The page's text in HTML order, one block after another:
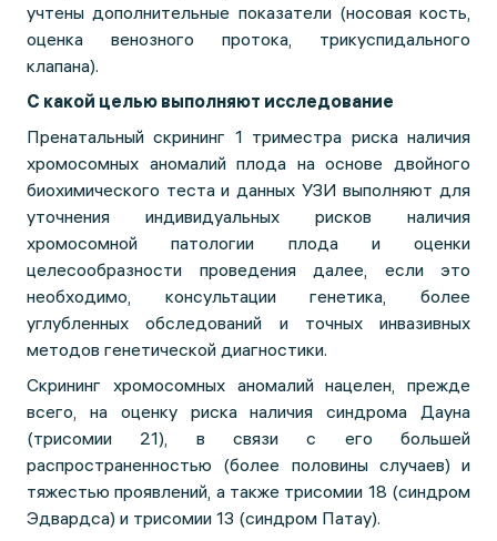
учтены дополнительные показатели (носовая кость,
оценка венозного протока, трикуспидального
клапана).
С какой целью выполняют исследование
Пренатальный скрининг 1 триместра риска наличия
хромосомных аномалий плода на основе двойного
биохимического теста и данных УЗИ выполняют для
уточнения индивидуальных рисков наличия
хромосомной патологии плода и оценки
целесообразности проведения далее, если это
необходимо, консультации генетика, более
углубленных обследований и точных инвазивных
методов генетической диагностики.
Скрининг хромосомных аномалий нацелен, прежде
всего, на оценку риска наличия синдрома Дауна
(трисомии 21), в связи с его большей
распространенностью (более половины случаев) и
тяжестью проявлений, а также трисомии 18 (синдром
Эдвардса) и трисомии 13 (синдром Патау).